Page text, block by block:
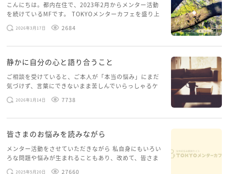
こんにちは。都内在住で、2023年2月からメンター活動
を続けているMFです。 TOKYOメンターカフェを盛り上
げたいという想いから、勇気を出して初めてブログを投
稿してみようと思います。少し自分のことを書いてみま
2026年3月17日 2684
静かに自分の心と語り合うこと
ご相談を受けていると、ご本人が「本当の悩み」にまだ
気づけず、言葉にできないまま苦しんでいらっしゃるケ
ースがありますお悩みというのは、心の深いところ（深
層心理）に触れることで、まったく違う角度から解決の
2026年1月14日 7738
皆さまのお悩みを読みながら
メンター活動をさせていただきながら 私自身にもいろい
ろな問題や悩みが生まれることもあり、改めて、皆さま
のお悩みを読みながら 「みんな、もがいてる。わたし
2025年5月20日 27660